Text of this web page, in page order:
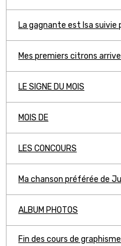
La gagnante est Isa suivie
Mes premiers citrons
LE SIGNE DU MOIS
MOIS DE
LES CONCOURS
Ma chanson préférée de
ALBUM PHOTOS
Fin des cours de